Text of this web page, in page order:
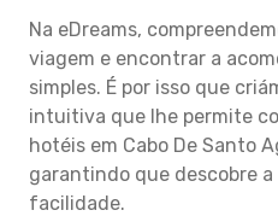
Na eDreams,
viagem e encontrar a
simples. É por isso que
intuitiva que lhe permite
hotéis em Cabo De Santo
garantindo que descobre
facilidade.